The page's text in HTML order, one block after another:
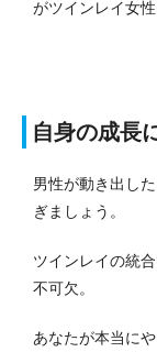
がツインレイ女
自身の成長
男性が動き出し
ぎましょう。
ツインレイの統
不可欠。
あなたが本当に